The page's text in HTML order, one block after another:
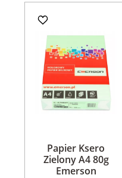
Papier Ksero
Zielony A4 80g
Emerson